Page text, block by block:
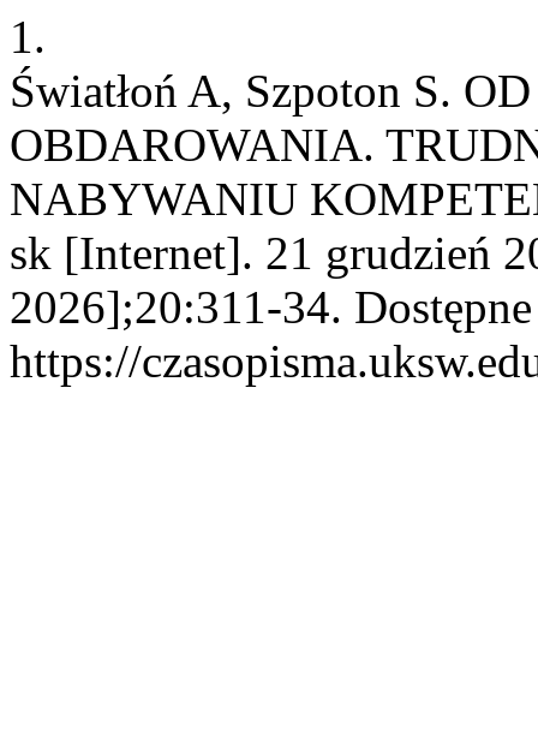
1.
Światłoń A, Szpoton S.
OBDAROWANIA.
NABYWANIU
sk [Internet]. 21 grudzień
2026];20:311-34.
https://